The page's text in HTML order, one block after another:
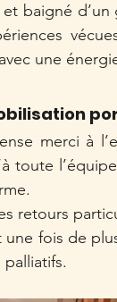
baigné d’un
une
merci à
toute
retours
une fois de
palliatifs.